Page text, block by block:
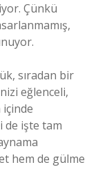
Çünkü
sıradan bir
eğlenceli,
de işte tam
hem de gülme